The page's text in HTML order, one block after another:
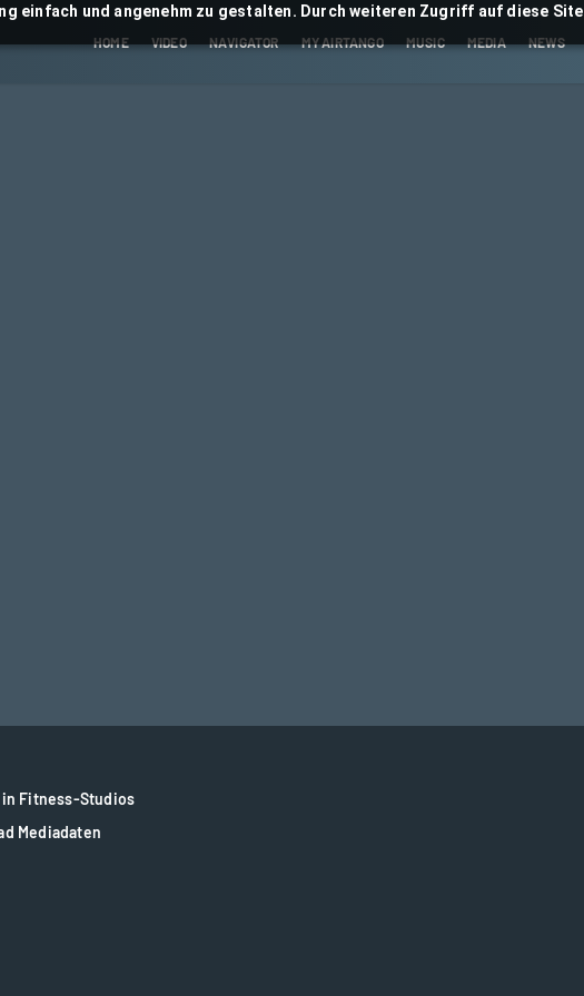
einfach und angenehm zu gestalten. Durch weiteren Zugriff auf diese Site
HOME VIDEO NAVIGATOR MY AIRTANGO MUSIC MEDIA NEWS
in Fitness-Studios
Mediadaten